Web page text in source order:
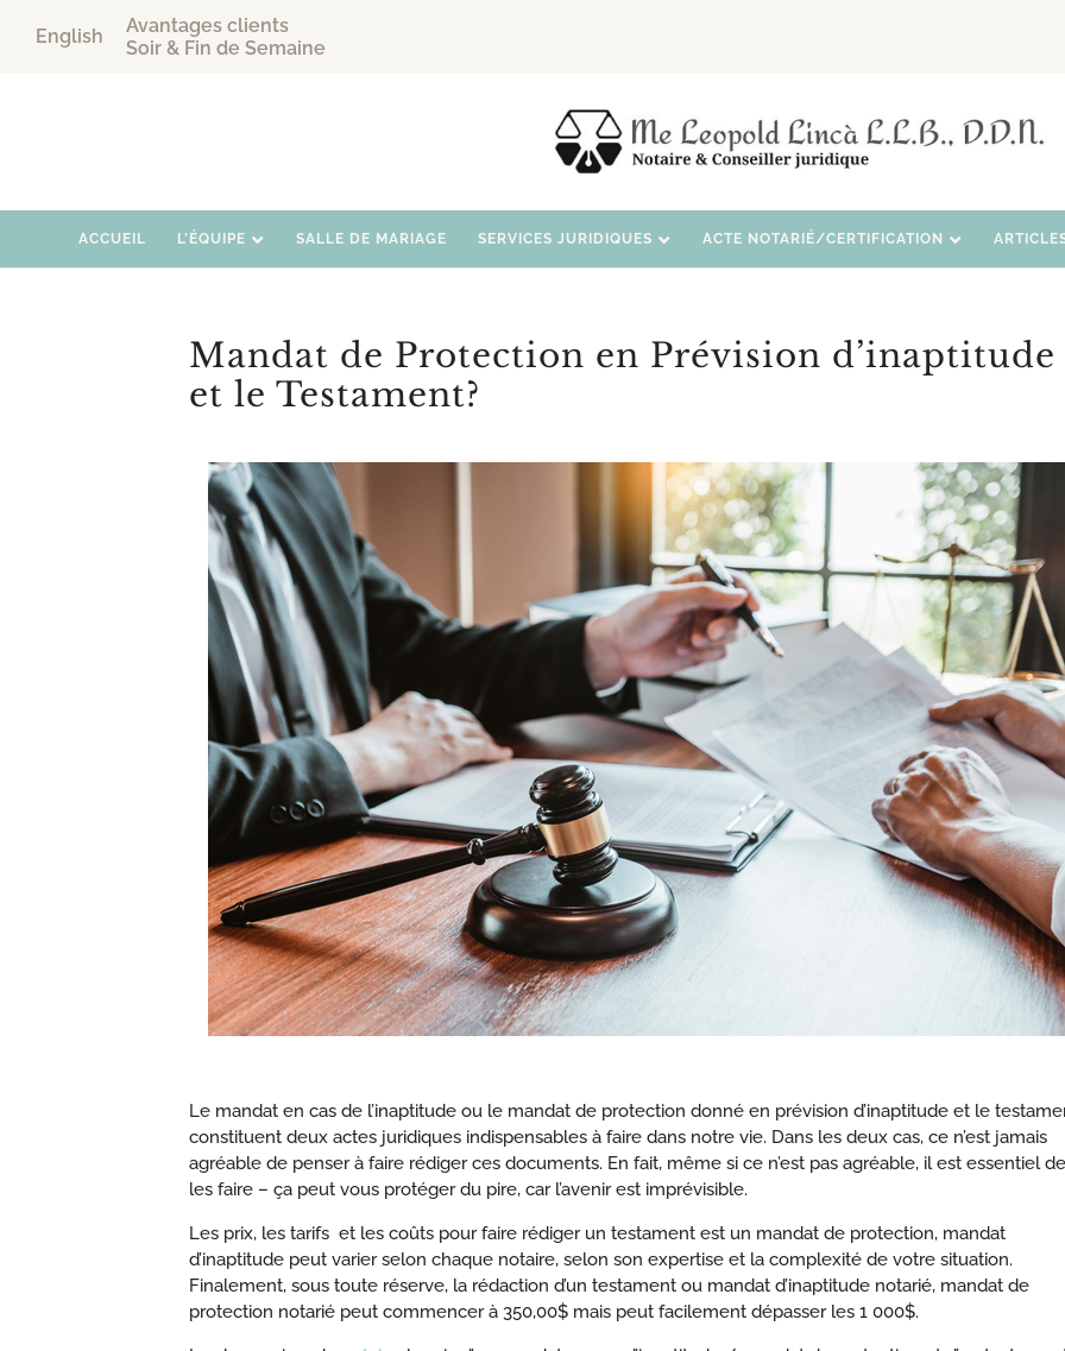
English
Avantages clients
Soir & Fin de Semaine
ACCUEIL L’ÉQUIPE SALLE DE MARIAGE SERVICES JURIDIQUES ACTE NOTARIÉ/CERTIFICATION
Mandat de Protection en Prévision d’inaptitude
et le Testament?
Le mandat en cas de l’inaptitude ou le mandat de protection donné en prévision d’inaptitude et le
constituent deux actes juridiques indispensables à faire dans notre vie. Dans les deux cas, ce n’est jamais
agréable de penser à faire rédiger ces documents. En fait, même si ce n’est pas agréable, il est essentiel de
les faire – ça peut vous protéger du pire, car l’avenir est imprévisible.
Les prix, les tarifs et les coûts pour faire rédiger un testament est un mandat de protection, mandat
d’inaptitude peut varier selon chaque notaire, selon son expertise et la complexité de votre situation.
Finalement, sous toute réserve, la rédaction d’un testament ou mandat d’inaptitude notarié, mandat de
protection notarié peut commencer à 350,00$ mais peut facilement dépasser les 1 000$.